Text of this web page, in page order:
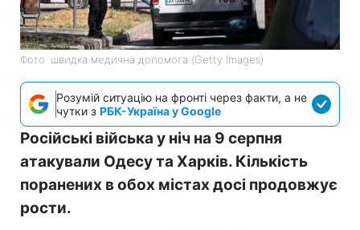
Фото: швидка медична допомога (Getty Images)
Розумій ситуацію на фронті через факти, а не
чутки з РБК-Україна у Google
Російські війська у ніч на 9 серпня
атакували Одесу та Харків. Кількість
поранених в обох містах досі продовжує
рости.